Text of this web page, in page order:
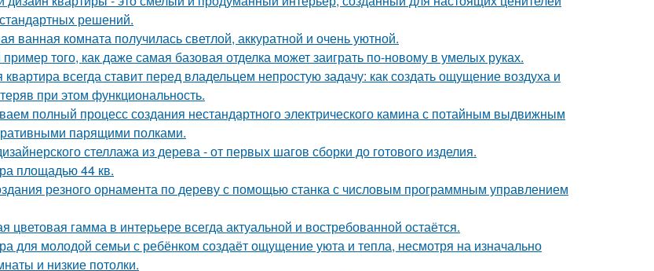
решений.
ванная комната получилась светлой, аккуратной и очень уютной.
того, как даже самая базовая отделка может заиграть по-новому в умелых руках.
всегда ставит перед владельцем непростую задачу: как создать ощущение воздуха и
при этом функциональность.
полный процесс создания нестандартного электрического камина с потайным выдвижным
парящими полками.
стеллажа из дерева - от первых шагов сборки до готового изделия.
площадью 44 кв.
резного орнамента по дереву с помощью станка с числовым программным управлением
цветовая гамма в интерьере всегда актуальной и востребованной остаётся.
для молодой семьи с ребёнком создаёт ощущение уюта и тепла, несмотря на изначально
и низкие потолки.